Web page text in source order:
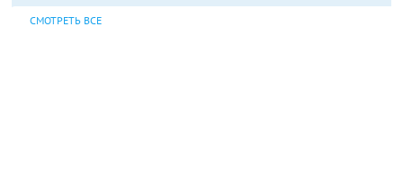
СМОТРЕТЬ ВСЕ